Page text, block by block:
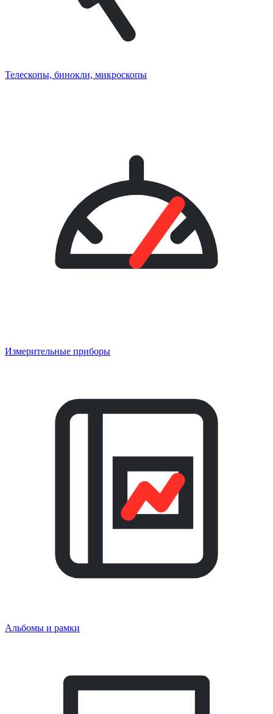
Телескопы, бинокли, микроскопы
Измерительные приборы
Альбомы и рамки